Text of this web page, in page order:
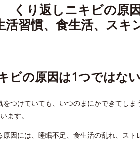
くり返しニキビの原
活習慣、食生活、スキ
ビの原因は1つではない
つけていても、いつのまにかできてし
ます。
原因には、睡眠不足、食生活の乱れ、ス